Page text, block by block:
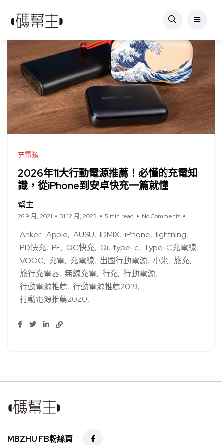
充電類
2026年11大行動電源推薦！必懂的充電知
識，從iPhone到安卓快充一篇就懂
幫主
26 9 月, 2021 31 12 月, 2025 5 min read No Comments
Anker Apple AUSU IDMIX iPhone lightning
PD快充 PE QC快充 Qi type-c Type-C充電線
VOOC
充電 充電線 出國行動電源 小米 旅充
旅行充電器 無線充電 行充 行動電源
行動電源推薦 行動電源推薦2019
行動電源推薦2020
MBZHU FB粉絲頁